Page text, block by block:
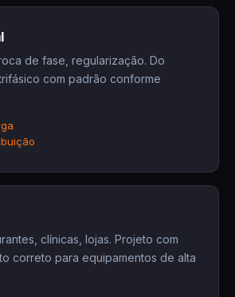
de fase, regularização. Do
com padrão conforme
clínicas, lojas. Projeto com
correto para equipamentos de alta